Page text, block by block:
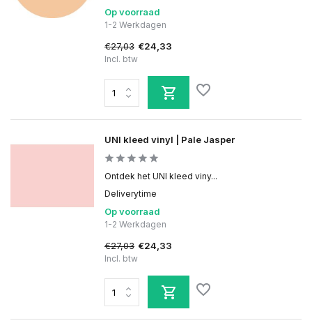
Op voorraad
1-2 Werkdagen
€27,03 €24,33
Incl. btw
UNI kleed vinyl | Pale Jasper
Ontdek het UNI kleed viny...
Deliverytime
Op voorraad
1-2 Werkdagen
€27,03 €24,33
Incl. btw